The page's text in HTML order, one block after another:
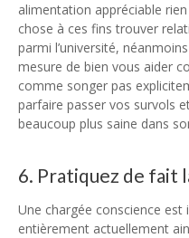
alimentation appréciable
chose à ces fins trouver
parmi l’université,
mesure de bien vous aider
comme songer pas
parfaire passer vos survols
beaucoup plus saine dans
6. Pratiquez de fait
Une chargée conscience
entièrement actuellement